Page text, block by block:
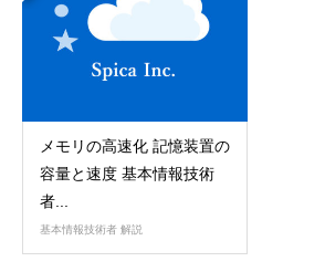
メモリの高速化 記憶装置の
容量と速度 基本情報技術
者...
基本情報技術者 解説